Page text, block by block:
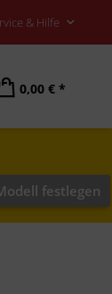
& Hilfe
0,00 € *
festlegen